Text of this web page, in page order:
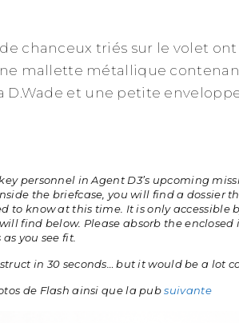
chanceux triés sur le volet
mallette métallique
D.Wade et une petite
personnel in Agent D3’s upcoming
the briefcase, you will find a dossier
to know at this time. It is only accessible
find below. Please absorb the
you see fit.
in 30 seconds… but it would be a lot
de Flash ainsi que la pubsuivante